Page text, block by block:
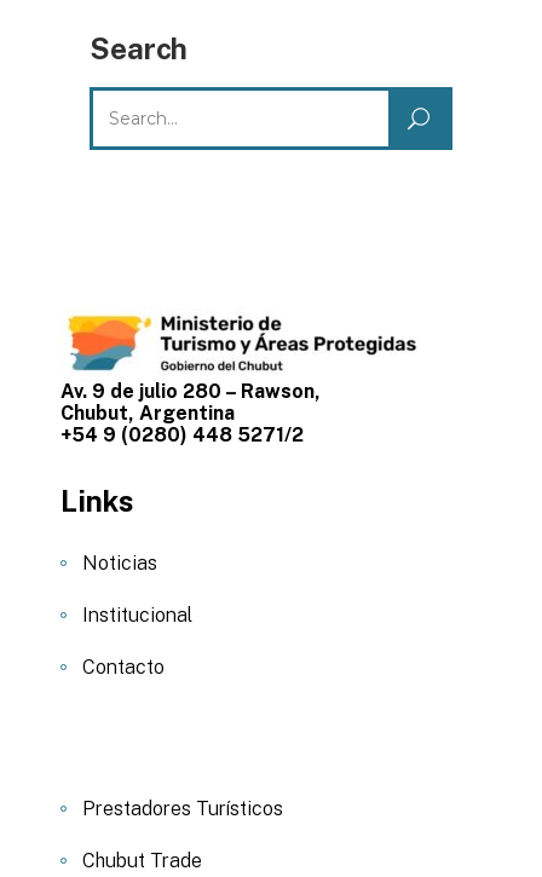
Search
Search
for:
Av. 9 de julio 280 – Rawson,
Chubut, Argentina
+54 9 (0280) 448 5271/2
Links
Noticias
Institucional
Contacto
Prestadores Turísticos
Chubut Trade